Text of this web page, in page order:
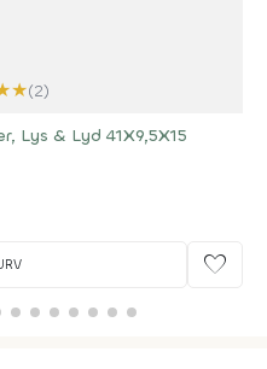
★(2)
Lys & Lyd 41X9,5X15
favorite